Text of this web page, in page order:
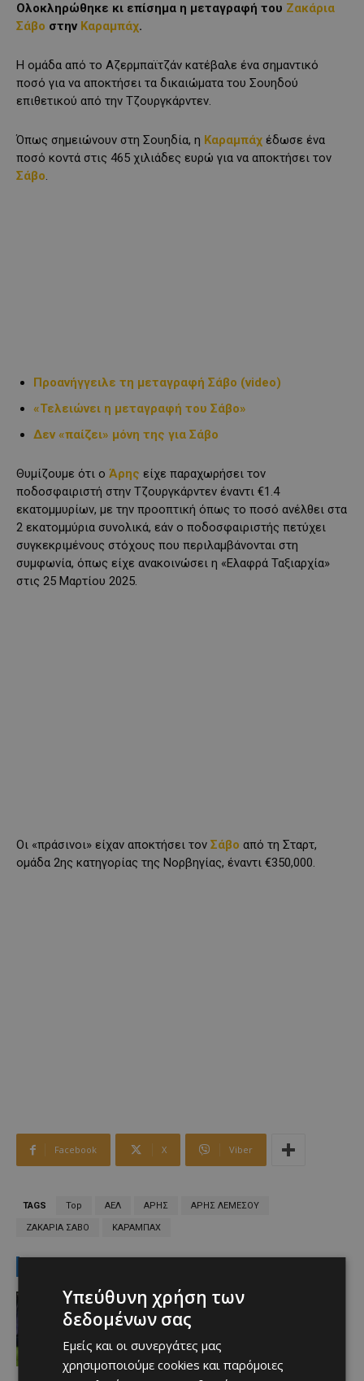
Ολοκληρώθηκε κι επίσημα η μεταγραφή του Ζακάρια
Σάβο στην Καραμπάχ.
Η ομάδα από το Αζερμπαϊτζάν κατέβαλε ένα σημαντικό
ποσό για να αποκτήσει τα δικαιώματα του Σουηδού
επιθετικού από την Τζουργκάρντεν.
Όπως σημειώνουν στη Σουηδία, η Καραμπάχ έδωσε ένα
ποσό κοντά στις 465 χιλιάδες ευρώ για να αποκτήσει τον
Σάβο.
Προανήγγειλε τη μεταγραφή Σάβο (video)
«Τελειώνει η μεταγραφή του Σάβο»
Δεν «παίζει» μόνη της για Σάβο
Θυμίζουμε ότι ο Άρης είχε παραχωρήσει τον
ποδοσφαιριστή στην Τζουργκάρντεν έναντι €1.4
εκατομμυρίων, με την προοπτική όπως το ποσό ανέλθει στα
2 εκατομμύρια συνολικά, εάν ο ποδοσφαιριστής πετύχει
συγκεκριμένους στόχους που περιλαμβάνονται στη
συμφωνία, όπως είχε ανακοινώσει η «Ελαφρά Ταξιαρχία»
στις 25 Μαρτίου 2025.
Οι «πράσινοι» είχαν αποκτήσει τον Σάβο από τη Σταρτ,
ομάδα 2ης κατηγορίας της Νορβηγίας, έναντι €350,000.
Facebook X Viber
TAGS Top ΑΕΛ ΑΡΗΣ ΑΡΗΣ ΛΕΜΕΣΟΥ
ΖΑΚΑΡΙΑ ΣΑΒΟ ΚΑΡΑΜΠΑΧ
Αθλητικά
Aνακοινώθηκε το deal που
προανήγγειλαν οι Ρουμάνοι
Afentiko - 08/08/2026
Υπεύθυνη χρήση των
δεδομένων σας
Εμείς και οι συνεργάτες μας
χρησιμοποιούμε cookies και παρόμοιες